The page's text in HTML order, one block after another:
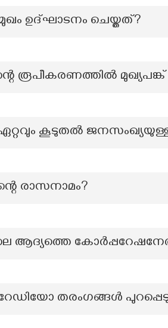
ഉദ്ഘാടനം ചെയ്തത്?
രൂപീകരണത്തിൽ
കൂടുതൽ
രാസനാമം?
ആദ്യത്തെ
തരംഗങ്ങൾ